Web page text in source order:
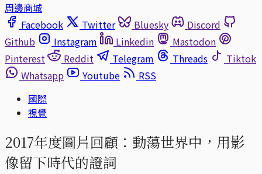
周邊商城
Facebook
Twitter Bluesky
Discord
Github
Instagram Linkedin
Mastodon
Pinterest
Reddit Telegram Threads
Tiktok
Whatsapp
Youtube
RSS
國際
視覺
2017年度圖片回顧：動蕩世界中，用影
像留下時代的證詞